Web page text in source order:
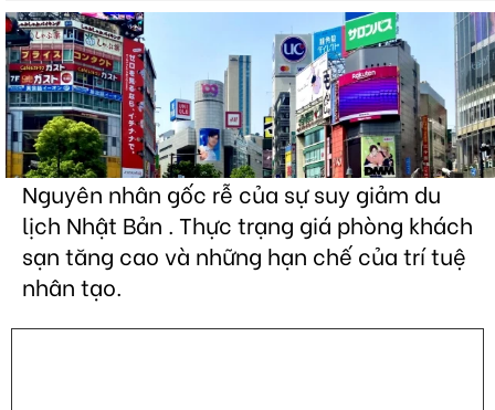
Nguyên nhân gốc rễ của sự suy giảm du
lịch Nhật Bản . Thực trạng giá phòng khách
sạn tăng cao và những hạn chế của trí tuệ
nhân tạo.